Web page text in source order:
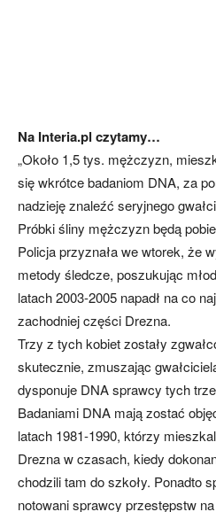
Na Interia.pl czytamy…
„Około 1,5 tys. mężczyzn,
się wkrótce badaniom DNA, za
nadzieję znaleźć seryjnego
Próbki śliny mężczyzn będą
Policja przyznała we wtorek, że
metody śledcze, poszukując
latach 2003-2005 napadł na co
zachodniej części Drezna.
Trzy z tych kobiet zostały
skutecznie, zmuszając
dysponuje DNA sprawcy tych
Badaniami DNA mają zostać
latach 1981-1990, którzy
Drezna w czasach, kiedy
chodzili tam do szkoły. Ponadto
notowani sprawcy przestępstw